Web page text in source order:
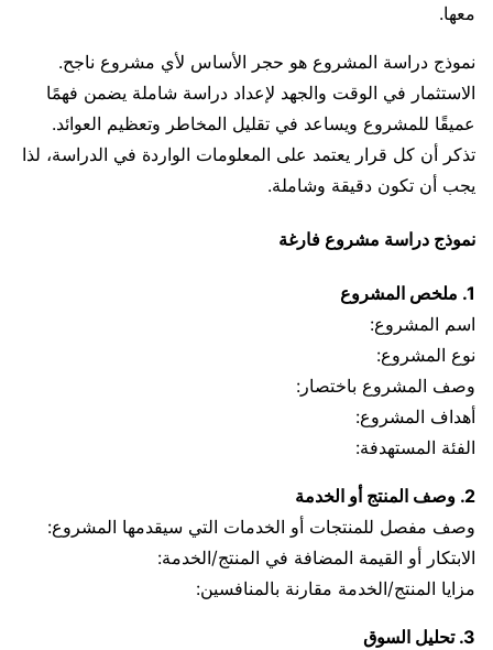
معها.
نموذج دراسة المشروع هو حجر الأساس لأي مشروع ناجح.
الاستثمار في الوقت والجهد لإعداد دراسة شاملة يضمن فهمًا
عميقًا للمشروع ويساعد في تقليل المخاطر وتعظيم العوائد.
تذكر أن كل قرار يعتمد على المعلومات الواردة في الدراسة، لذا
يجب أن تكون دقيقة وشاملة.
نموذج دراسة مشروع فارغة
1. ملخص المشروع
اسم المشروع:
نوع المشروع:
وصف المشروع باختصار:
أهداف المشروع:
الفئة المستهدفة:
2. وصف المنتج أو الخدمة
وصف مفصل للمنتجات أو الخدمات التي سيقدمها المشروع:
الابتكار أو القيمة المضافة في المنتج/الخدمة:
مزايا المنتج/الخدمة مقارنة بالمنافسين:
3. تحليل السوق